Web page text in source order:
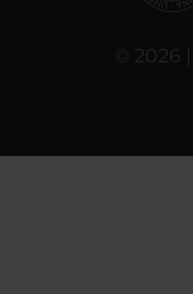
© 2026